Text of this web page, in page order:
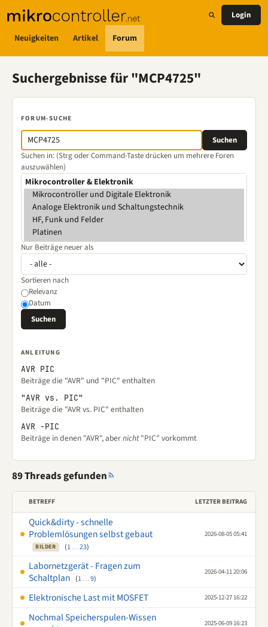
Neuigkeiten Artikel Forum
Login
Suchergebnisse für "MCP4725"
FORUM-SUCHE
Suchen in: (Strg oder Command-Taste drücken um mehrere Foren
auszuwählen)
Nur Beiträge neuer als
Sortieren nach
Relevanz
Datum
ANLEITUNG
AVR PIC
Beiträge die "AVR" und "PIC" enthalten
"AVR vs. PIC"
Beiträge die "AVR vs. PIC" enthalten
AVR -PIC
Beiträge in denen "AVR", abernicht"PIC" vorkommt
89 Threads gefunden
BETREFF LETZTER BEITRAG
Quick&dirty - schnelle
Problemlösungen selbst gebaut
BILDER (1…23)
2026-08-05 05:41
Labornetzgerät - Fragen zum
Schaltplan (1…9)
2026-04-11 20:06
Elektronische Last mit MOSFET 2025-12-27 16:22
Nochmal Speicherspulen-Wissen
2025-06-09 16:23